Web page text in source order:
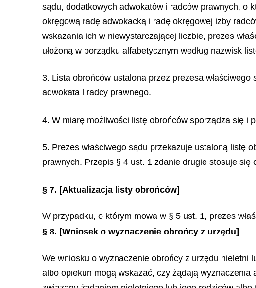
sądu, dodatkowych adwokatów i radców prawnych, o
okręgową radę adwokacką i radę okręgowej izby
wskazania ich w niewystarczającej liczbie, prezes
ułożoną w porządku alfabetycznym według nazwisk
3. Lista obrońców ustalona przez prezesa
adwokata i radcy prawnego.
4. W miarę możliwości listę obrońców sporządza się i
5. Prezes właściwego sądu przekazuje ustaloną listę
prawnych. Przepis § 4 ust. 1 zdanie drugie stosuje się
§ 7. [Aktualizacja listy obrońców]
W przypadku, o którym mowa w § 5 ust. 1, prezes
§ 8. [Wniosek o wyznaczenie obrońcy z urzędu]
We wniosku o wyznaczenie obrońcy z urzędu nieletni
albo opiekun mogą wskazać, czy żądają